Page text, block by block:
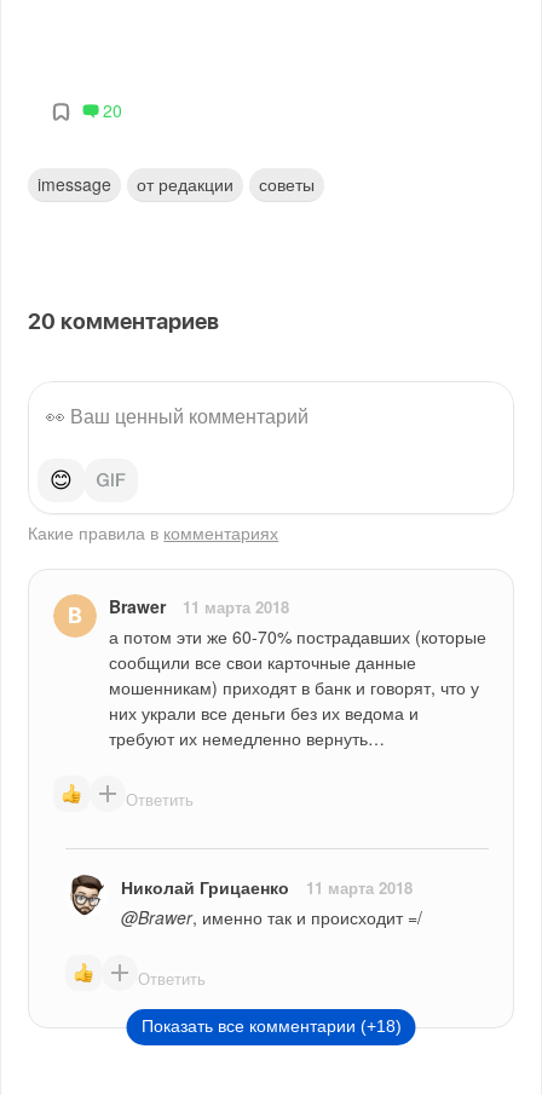
20
imessage от редакции советы
20 комментариев
😊
Какие правила в комментариях
Brawer 11 марта 2018
а потом эти же 60-70% пострадавших (которые
сообщили все свои карточные данные
мошенникам) приходят в банк и говорят, что у
них украли все деньги без их ведома и
требуют их немедленно вернуть…
Ответить
Николай Грицаенко 11 марта 2018
@Brawer, именно так и происходит =/
Ответить
Показать все комментарии (+18)